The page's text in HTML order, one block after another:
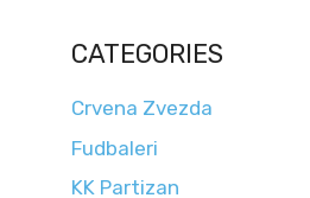
CATEGORIES
Crvena Zvezda
Fudbaleri
KK Partizan